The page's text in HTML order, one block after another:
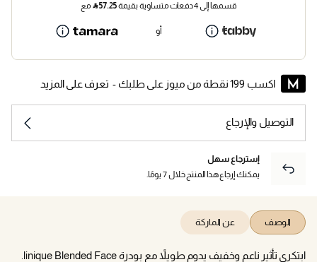
قسمها إلى 4 دفعات متساوية بقيمة 57.25
⃁ مع
أو
اكسب 199 نقطة من ميوز على طلبك - تعرف على المزيد
التوصيل والإرجاع
إسترجاع سهل
يمكنك إرجاع هذا المنتج خلال 7 يومًا.
الوصف عن الماركة